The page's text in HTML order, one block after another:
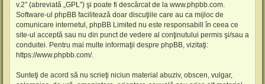
v.2” (abreviată „GPL”) şi poate fi descărcat de la www.phpbb.com.
Software-ul phpBB facilitează doar discuţiile care au ca mijloc de
comunicare internetul, phpBB Limited nu este responsabill în ceea ce
site-ul acceptă sau nu din punct de vedere al conţinutului permis şi/sau a
conduitei. Pentru mai multe informaţii despre phpBB, vizitaţi:
https://www.phpbb.com/.
Sunteţi de acord să nu scrieţi niciun material abuziv, obscen, vulgar,